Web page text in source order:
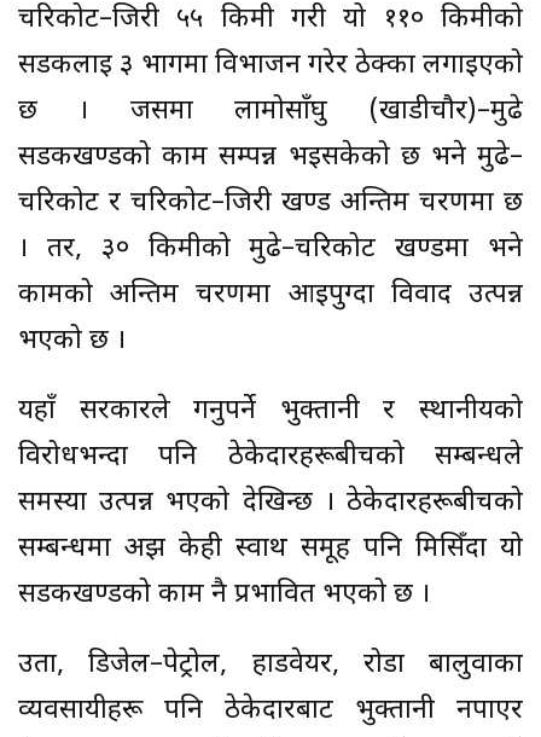
चरिकोट–जिरी ५५ किमी गरी यो ११० किमीको
सडकलाई ३ भागमा विभाजन गरेर ठेक्का लगाइएको
छ । जसमा लामोसाँघु (खाडीचौर)–मुढे
सडकखण्डको काम सम्पन्न भइसकेको छ भने मुढे–
चरिकोट र चरिकोट–जिरी खण्ड अन्तिम चरणमा छ
। तर, ३० किमीको मुढे–चरिकोट खण्डमा भने
कामको अन्तिम चरणमा आइपुग्दा विवाद उत्पन्न
भएको छ ।
यहाँ सरकारले गर्नुपर्ने भुक्तानी र स्थानीयको
विरोधभन्दा पनि ठेकेदारहरूबीचको सम्बन्धले
समस्या उत्पन्न भएको देखिन्छ । ठेकेदारहरूबीचको
सम्बन्धमा अझ केही स्वार्थ समूह पनि मिसिँदा यो
सडकखण्डको काम नै प्रभावित भएको छ ।
उता, डिजेल–पेट्रोल, हार्डवेयर, रोडा बालुवाका
व्यवसायीहरू पनि ठेकेदारबाट भुक्तानी नपाएर